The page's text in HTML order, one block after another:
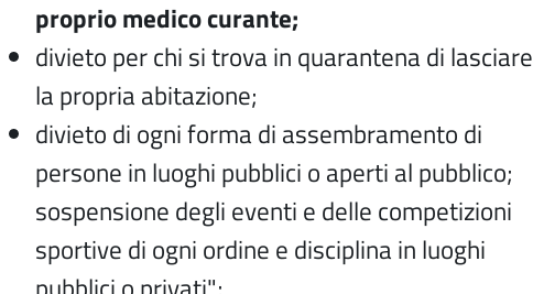
proprio medico curante;
divieto per chi si trova in quarantena di lasciare
la propria abitazione;
divieto di ogni forma di assembramento di
persone in luoghi pubblici o aperti al pubblico;
sospensione degli eventi e delle competizioni
sportive di ogni ordine e disciplina in luoghi